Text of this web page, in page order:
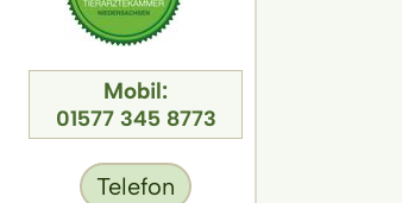
Mobil:
01577 345 8773
Telefon